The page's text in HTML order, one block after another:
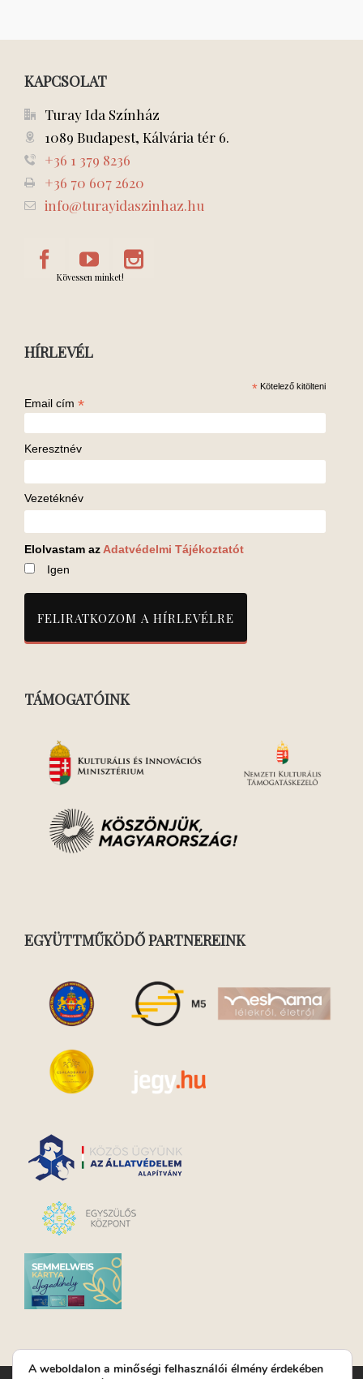
KAPCSOLAT
Turay Ida Színház
1089 Budapest, Kálvária tér 6.
+36 1 379 8236
+36 70 607 2620
info@turayidaszinhaz.hu
Kövessen minket!
HÍRLEVÉL
* Kötelező kitölteni
Email cím *
Keresztnév
Vezetéknév
Elolvastam az Adatvédelmi Tájékoztatót
Igen
TÁMOGATÓINK
EGYÜTTMŰKÖDŐ PARTNEREINK
A weboldalon a minőségi felhasználói élmény érdekében